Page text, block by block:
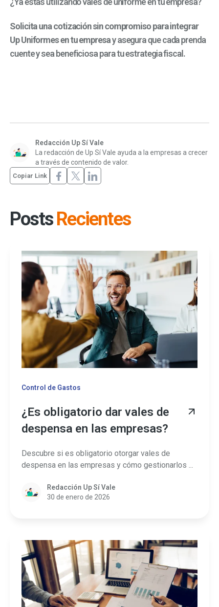
Solicita una cotización sin compromiso para integrar
Up Uniformes en tu empresay asegura que cada prenda
cuente y sea beneficiosa para tu estrategia fiscal.
Redacción Up Sí Vale
La redacción de Up Sí Vale ayuda a la empresas a crecer
a través de contenido de valor.
Copiar Link
PostsRecientes
Control de Gastos
¿Es obligatorio dar vales de
despensa en las empresas?
Descubre si es obligatorio otorgar vales de
despensa en las empresas y cómo gestionarlos ...
Redacción Up Sí Vale
30 de enero de 2026